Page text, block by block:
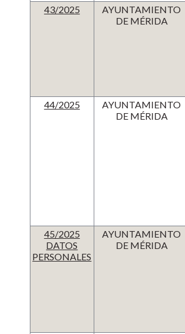
43/2025
AYUNTAMIENTO
DE MÉRIDA
44/2025
AYUNTAMIENTO
DE MÉRIDA
45/2025
DATOS
PERSONALES
AYUNTAMIENTO
DE MÉRIDA